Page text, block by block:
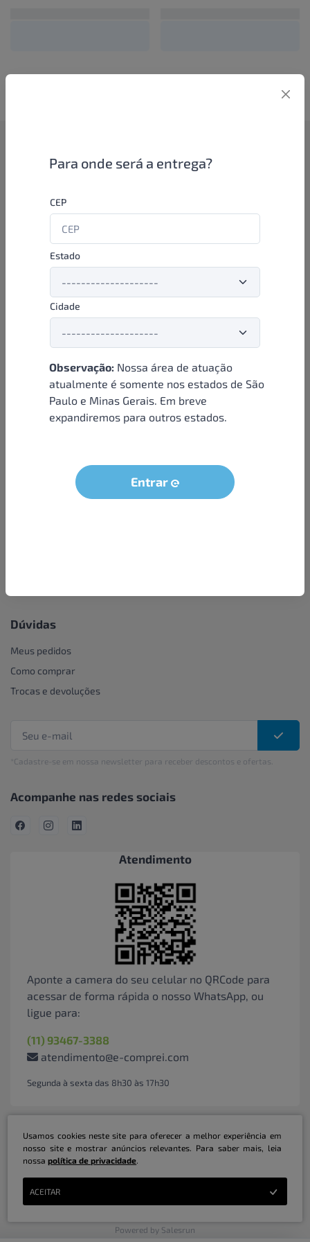
Para onde será a entrega?
CEP
Estado
Cidade
Observação: Nossa área de atuação
atualmente é somente nos estados de São
Paulo e Minas Gerais. Em breve
expandiremos para outros estados.
Entrar
Como funciona
aproveitar as promoções e ofertas direto das indústrias de
beleza e higiene em nossa plataforma. E o melhor: você continua
comprando de seus distribuidores parceiros e encontra novos
distribuidores para comprar cada vez com mais praticidade e
agilidade. Aproveite!
Formas de pagamento
Institucional
Sobre nós
Condições e termos
Seja um parceiro
LGPD - Solicitação dos dados do titular
Dúvidas
Meus pedidos
Como comprar
Trocas e devoluções
*Cadastre-se em nossa newsletter para receber descontos e ofertas.
Acompanhe nas redes sociais
Atendimento
Aponte a camera do seu celular no QRCode para
acessar de forma rápida o nosso WhatsApp, ou
ligue para:
(11) 93467-3388
atendimento@e-comprei.com
Segunda à sexta das 8h30 às 17h30
Marketplace B2B Serviços Inteligentes Ltda | CNPJ: 31.415.786/0001-31 | ©
Powered by Salesrun
Usamos cookies neste site para oferecer a melhor experiência em
nosso site e mostrar anúncios relevantes. Para saber mais, leia
nossapolítica de privacidade.
ACEITAR